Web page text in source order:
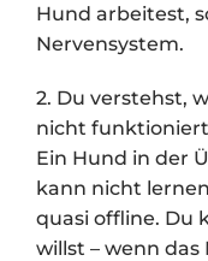
Hund arbeitest,
Nervensystem.
2. Du verstehst,
nicht
Ein Hund in der
kann nicht
quasi offline. Du
willst – wenn